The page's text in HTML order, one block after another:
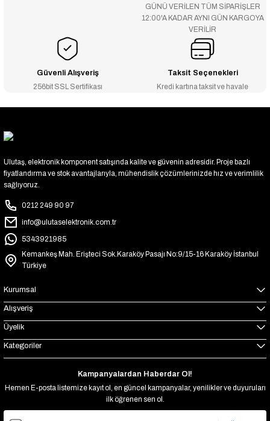
GÜNÜ VERİLEN TÜM SİPARİŞLER
12:00'A KADAR AYNI GÜN KARGOYA
VERİLİR
Güvenli Alışveriş
256bit SSL Sertifikası
Taksit Seçenekleri
Kredi kartına taksit ve havale
Ulutaş, elektronik komponent satışında kalite ve güvenin adresidir. Proje bazlı
fiyatlandırma ve stok avantajlarıyla, mühendislik çözümlerinizde hız ve verimlilik
sağlıyoruz.
0212 249 90 97
info@ulutaselektronik.com.tr
5343921985
Kemankeş Mah. Erişteci Sok.Karaköy Pasajı No:9/15-16 Karaköy İstanbul
Türkiye
Kurumsal
Alışveriş
Üyelik
Kategoriler
Kampanyalardan Haberdar Ol!
Hemen E-posta listemize kayıt ol, en güncel kampanyalar, yenilikler ve duyuruları
ilk öğrenen sen ol.